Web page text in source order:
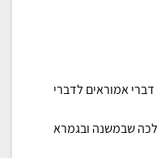
אמוראים לדברי
שבמשנה ובגמרא